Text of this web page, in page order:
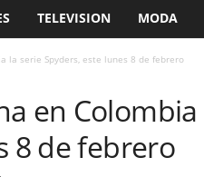
TELEVISION MODA
la serie Spyders, este lunes 8 de febrero
en
8 de febrero